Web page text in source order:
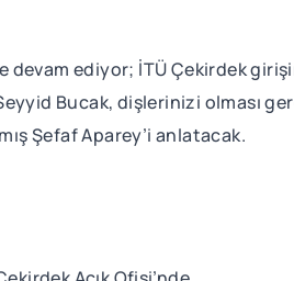
ediyor; İTÜ Çekirdek
Bucak, dişlerinizi olması
Şefaf Aparey’i anlatacak.